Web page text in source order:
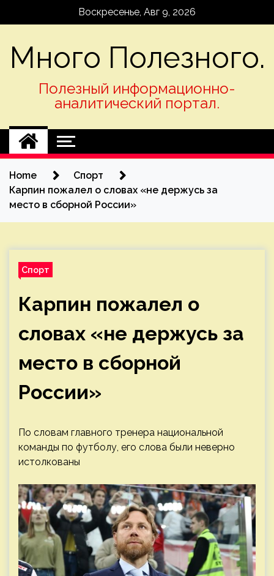
Воскресенье, Авг 9, 2026
Много Полезного.
Полезный информационно-
аналитический портал.
Home
Спорт
Карпин пожалел о словах «не держусь за
место в сборной России»
Спорт
Карпин пожалел о
словах «не держусь за
место в сборной
России»
По словам главного тренера национальной
команды по футболу, его слова были неверно
истолкованы